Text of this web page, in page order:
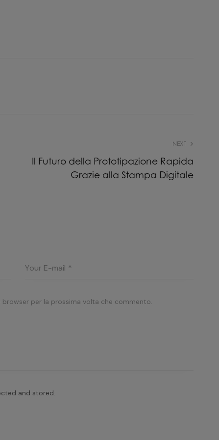
NEXT
Il Futuro della Prototipazione Rapida
Grazie alla Stampa Digitale
per la prossima volta che commento.
and stored.